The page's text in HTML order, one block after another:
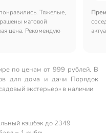
Тяжелые,
матовой
цена. Рекомендую
по ценам от 999 рублей. В
для дома и дачи Порядок
экстерьер» в наличии
кэшбэк до 2349